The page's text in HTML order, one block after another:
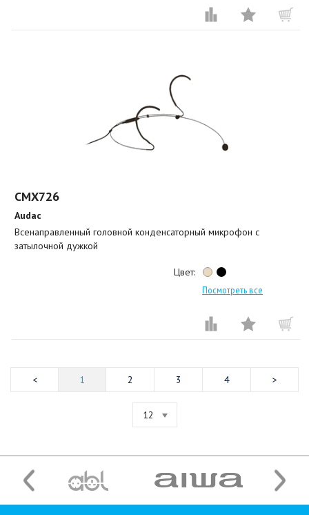
CMX726
Audac
Всенаправленный головной конденсаторный микрофон с
затылочной дужкой
Цвет:
Посмотреть все
1 2 3 4
12